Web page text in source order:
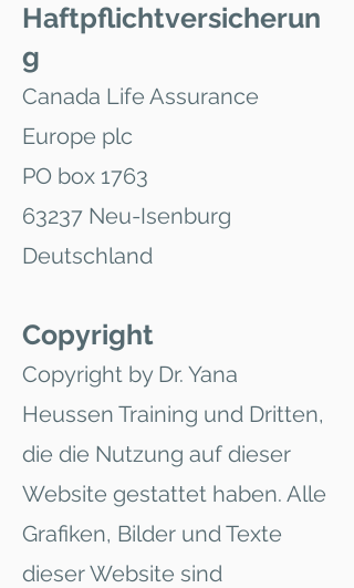
Haftpflichtversicherun
g
Canada Life Assurance
Europe plc
PO box 1763
63237 Neu-Isenburg
Deutschland
Copyright
Copyright by Dr. Yana
Heussen Training und Dritten,
die die Nutzung auf dieser
Website gestattet haben. Alle
Grafiken, Bilder und Texte
dieser Website sind